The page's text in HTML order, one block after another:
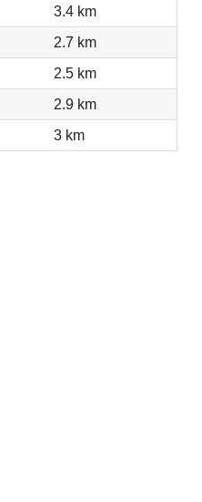
3.4 km
2.7 km
2.5 km
2.9 km
3 km